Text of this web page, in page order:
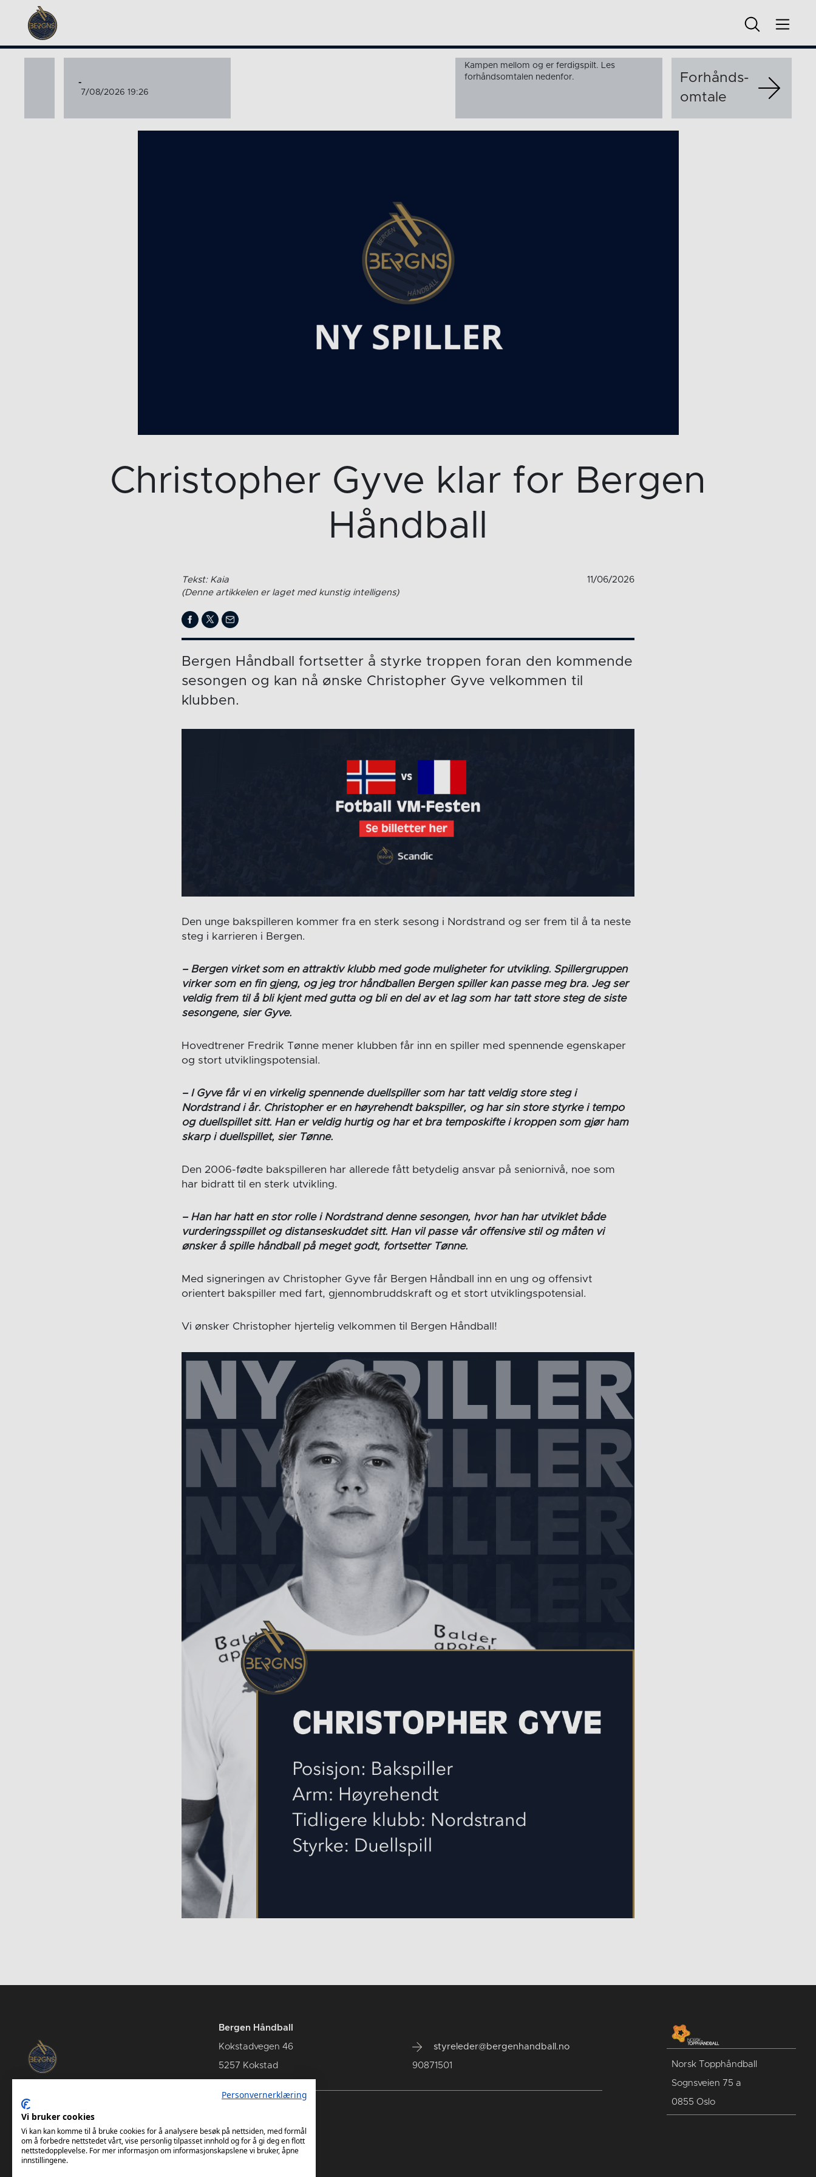
-
7/08/2026 19:26
Kampen mellom og er ferdigspilt. Les
forhåndsomtalen nedenfor.
Forhånds­
omtale
Christopher Gyve klar for Bergen
Håndball
Tekst: Kaia
11/06/2026
(Denne artikkelen er laget med kunstig intelligens)
Bergen Håndball fortsetter å styrke troppen foran den kommende
sesongen og kan nå ønske Christopher Gyve velkommen til
klubben.
Den unge bakspilleren kommer fra en sterk sesong i Nordstrand og ser frem til å ta neste
steg i karrieren i Bergen.
– Bergen virket som en attraktiv klubb med gode muligheter for utvikling. Spillergruppen
virker som en fin gjeng, og jeg tror håndballen Bergen spiller kan passe meg bra. Jeg ser
veldig frem til å bli kjent med gutta og bli en del av et lag som har tatt store steg de siste
sesongene, sier Gyve.
Hovedtrener Fredrik Tønne mener klubben får inn en spiller med spennende egenskaper
og stort utviklingspotensial.
– I Gyve får vi en virkelig spennende duellspiller som har tatt veldig store steg i
Nordstrand i år. Christopher er en høyrehendt bakspiller, og har sin store styrke i tempo
og duellspillet sitt. Han er veldig hurtig og har et bra temposkifte i kroppen som gjør ham
skarp i duellspillet, sier Tønne.
Den 2006-fødte bakspilleren har allerede fått betydelig ansvar på seniornivå, noe som
har bidratt til en sterk utvikling.
– Han har hatt en stor rolle i Nordstrand denne sesongen, hvor han har utviklet både
vurderingsspillet og distanseskuddet sitt. Han vil passe vår offensive stil og måten vi
ønsker å spille håndball på meget godt, fortsetter Tønne.
Med signeringen av Christopher Gyve får Bergen Håndball inn en ung og offensivt
orientert bakspiller med fart, gjennombruddskraft og et stort utviklingspotensial.
Vi ønsker Christopher hjertelig velkommen til Bergen Håndball!
Bergen Håndball
Kokstadvegen 46
5257 Kokstad
styreleder@bergenhandball.no
90871501
Kamper Bergen Håndball
Norsk Topphåndball
Sognsveien 75 a
0855 Oslo
Personvernerklæring
Vi bruker cookies
Vi kan kan komme til å bruke cookies for å analysere besøk på nettsiden, med formål
om å forbedre nettstedet vårt, vise personlig tilpasset innhold og for å gi deg en flott
nettstedopplevelse. For mer informasjon om informasjonskapslene vi bruker, åpne
innstillingene.